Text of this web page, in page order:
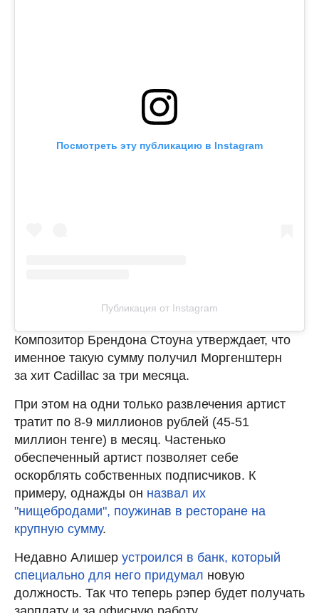
Посмотреть эту публикацию в Instagram
Публикация от Instagram
Композитор Брендона Стоуна утверждает, что
именное такую сумму получил Моргенштерн
за хит Cadillac за три месяца.
При этом на одни только развлечения артист
тратит по 8-9 миллионов рублей (45-51
миллион тенге) в месяц. Частенько
обеспеченный артист позволяет себе
оскорблять собственных подписчиков. К
примеру, однажды он назвал их
"нищебродами", поужинав в ресторане на
крупную сумму.
Недавно Алишер устроился в банк, который
специально для него придумал новую
должность. Так что теперь рэпер будет получать